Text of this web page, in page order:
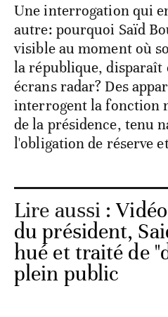
Une interrogation qui
autre: pourquoi Saïd
visible au moment où
la république, disparaît
écrans radar? Des
interrogent la fonction
de la présidence, tenu
l'obligation de réserve
Lire aussi :
du président,
hué et traité de
plein public